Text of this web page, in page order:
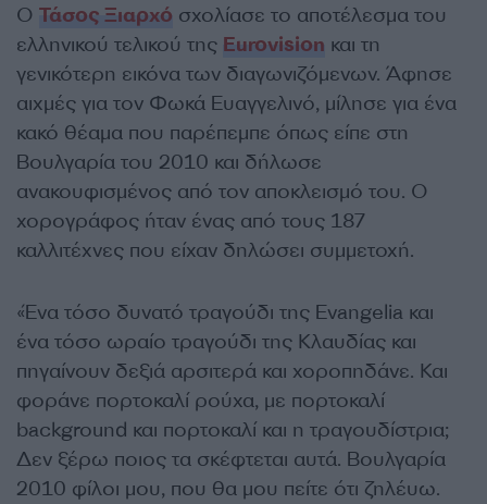
Ο Τάσος Ξιαρχό σχολίασε το αποτέλεσμα του
ελληνικού τελικού της Eurovision και τη
γενικότερη εικόνα των διαγωνιζόμενων. Άφησε
αιχμές για τον Φωκά Ευαγγελινό, μίλησε για ένα
κακό θέαμα που παρέπεμπε όπως είπε στη
Βουλγαρία του 2010 και δήλωσε
ανακουφισμένος από τον αποκλεισμό του. Ο
χορογράφος ήταν ένας από τους 187
καλλιτέχνες που είχαν δηλώσει συμμετοχή.
«Ένα τόσο δυνατό τραγούδι της Evangelia και
ένα τόσο ωραίο τραγούδι της Κλαυδίας και
πηγαίνουν δεξιά αρσιτερά και χοροπηδάνε. Και
φοράνε πορτοκαλί ρούχα, με πορτοκαλί
background και πορτοκαλί και η τραγουδίστρια;
Δεν ξέρω ποιος τα σκέφτεται αυτά. Βουλγαρία
2010 φίλοι μου, που θα μου πείτε ότι ζηλέυω.